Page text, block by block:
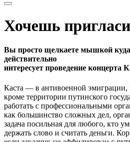
Хочешь
Вы просто щелкаете мышкой
действительно
интересует проведение концерта
Каста — в антивоенной
кроме территории путинского
работать с профессиональными
как большинство сложных дел,
задача посильная для любого, кто
держать слово и считать деньги.